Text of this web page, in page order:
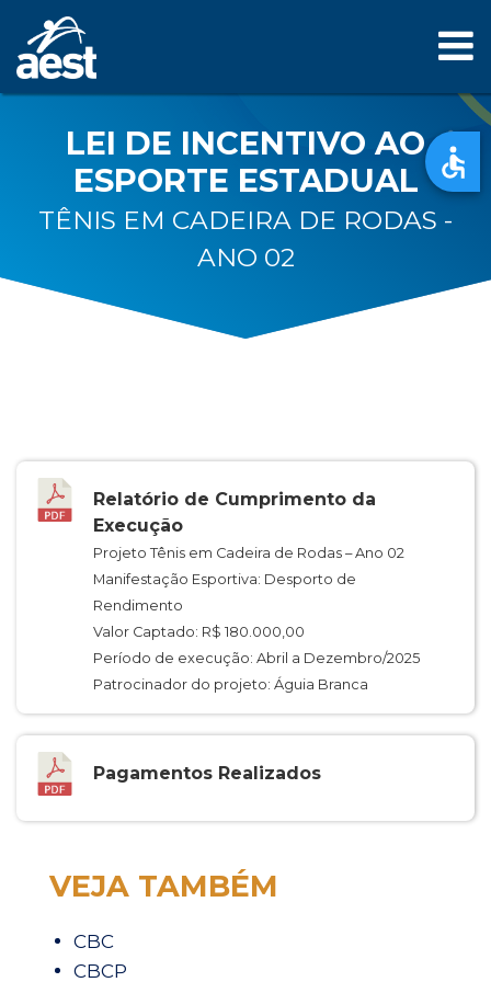
LEI DE INCENTIVO AO
ESPORTE ESTADUAL
TÊNIS EM CADEIRA DE RODAS -
ANO 02
Relatório de Cumprimento da
Execução
Projeto Tênis em Cadeira de Rodas – Ano 02
Manifestação Esportiva: Desporto de
Rendimento
Valor Captado: R$ 180.000,00
Período de execução: Abril a Dezembro/2025
Patrocinador do projeto: Águia Branca
Pagamentos Realizados
VEJA TAMBÉM
CBC
CBCP